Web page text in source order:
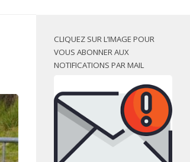
CLIQUEZ SUR L’IMAGE POUR
VOUS ABONNER AUX
NOTIFICATIONS PAR MAIL